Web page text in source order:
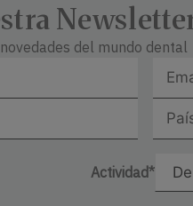
del mundo dental
Actividad*